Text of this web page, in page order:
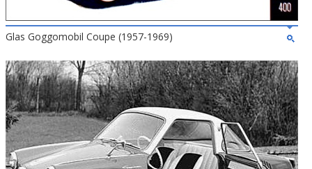
Glas Goggomobil Coupe (1957-1969)